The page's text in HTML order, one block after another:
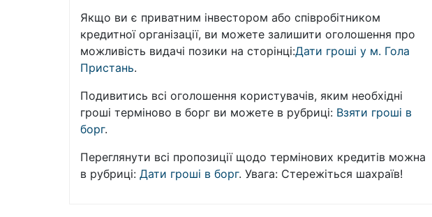
Якщо ви є приватним інвестором або співробітником
кредитної організації, ви можете залишити оголошення про
можливість видачі позики на сторінці:Дати гроші у м. Гола
Пристань.
Подивитись всі оголошення користувачів, яким необхідні
гроші терміново в борг ви можете в рубриці: Взяти гроші в
борг.
Переглянути всі пропозиції щодо термінових кредитів можна
в рубриці: Дати гроші в борг. Увага: Стережіться шахраїв!